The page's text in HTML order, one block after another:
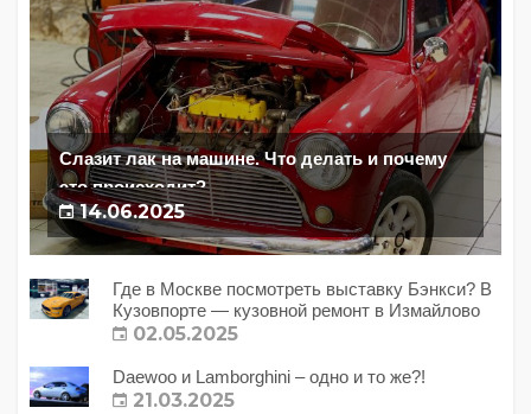
Слазит лак на машине. Что делать и почему
это происходит?
14.06.2025
Где в Москве посмотреть выставку Бэнкси? В
Кузовпорте — кузовной ремонт в Измайлово
02.05.2025
Daewoo и Lamborghini – одно и то же?!
21.03.2025